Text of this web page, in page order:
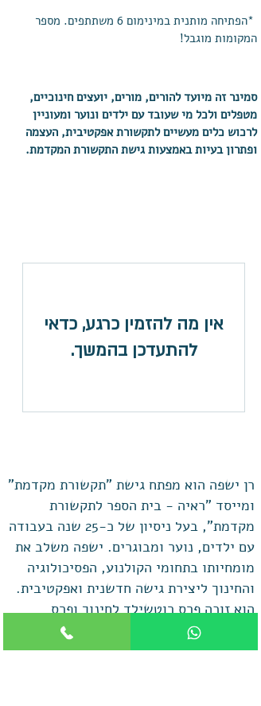
*הפתיחה מותנית במינימום 6 משתתפים. מספר
המקומות מוגבל!
סמינר זה מיועד להורים, מורים, יועצים חינוכיים,
מטפלים ולכל מי שעובד עם ילדים ונוער ומעוניין
לרכוש כלים מעשיים לתקשורת אפקטיבית, העצמה
ופתרון בעיות באמצעות גישת התקשורת המקדמת.
אין מה להזמין כרגע, כדאי
להתעדכן בהמשך.
רן ישפה הוא מפתח גישת "תקשורת מקדמת"
ומייסד "ראיה - בית הספר לתקשורת
מקדמת", בעל ניסיון של כ-25 שנה בעבודה
עם ילדים, נוער ומבוגרים. ישפה משלב את
מומחיותו בתחומי הקולנוע, הפסיכולוגיה
והחינוך ליצירת גישה חדשנית ואפקטיבית.
הוא זוכה פרס רוטשילד לחינוך ופרס
זוסמן-ג'וינט על תרומתו לקידום החינוך
בישראל.